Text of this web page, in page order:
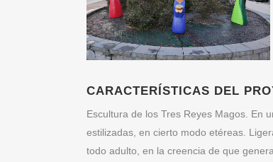
CARACTERÍSTICAS DEL
Escultura de los Tres Reyes Magos. En
estilizadas, en cierto modo etéreas.
todo adulto, en la creencia de que